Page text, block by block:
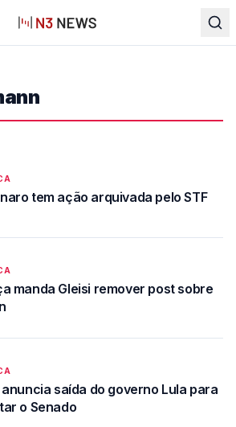
tem ação arquivada pelo STF
manda Gleisi remover post sobre
anuncia saída do governo Lula para
o Senado